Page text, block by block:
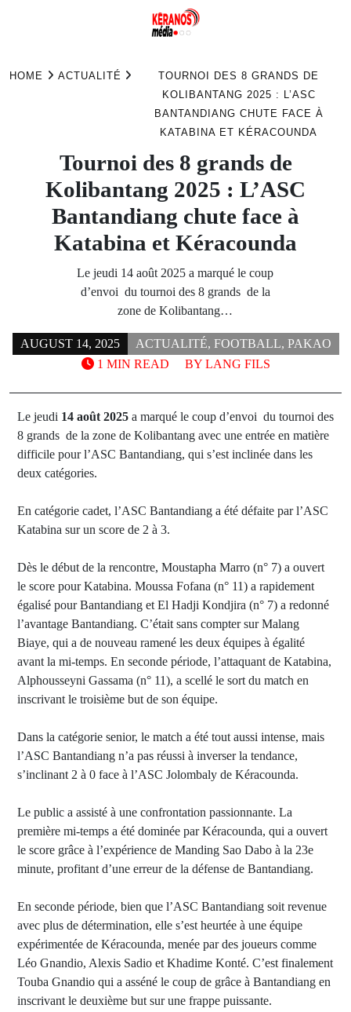
HOME ACTUALITÉ
TOURNOI DES 8 GRANDS DE
KOLIBANTANG 2025 : L’ASC
BANTANDIANG CHUTE FACE À
KATABINA ET KÉRACOUNDA
Tournoi des 8 grands de
Kolibantang 2025 : L’ASC
Bantandiang chute face à
Katabina et Kéracounda
Le jeudi 14 août 2025 a marqué le coup
d’envoi du tournoi des 8 grands de la
zone de Kolibantang…
AUGUST 14, 2025 ACTUALITÉ, FOOTBALL, PAKAO
BY LANG FILS
1 MIN READ
Le jeudi 14 août 2025 a marqué le coup d’envoi du tournoi des
8 grands de la zone de Kolibantang avec une entrée en matière
difficile pour l’ASC Bantandiang, qui s’est inclinée dans les
deux catégories.
En catégorie cadet, l’ASC Bantandiang a été défaite par l’ASC
Katabina sur un score de 2 à 3.
Dès le début de la rencontre, Moustapha Marro (n° 7) a ouvert
le score pour Katabina. Moussa Fofana (n° 11) a rapidement
égalisé pour Bantandiang et El Hadji Kondjira (n° 7) a redonné
l’avantage Bantandiang. C’était sans compter sur Malang
Biaye, qui a de nouveau ramené les deux équipes à égalité
avant la mi-temps. En seconde période, l’attaquant de Katabina,
Alphousseyni Gassama (n° 11), a scellé le sort du match en
inscrivant le troisième but de son équipe.
Dans la catégorie senior, le match a été tout aussi intense, mais
l’ASC Bantandiang n’a pas réussi à inverser la tendance,
s’inclinant 2 à 0 face à l’ASC Jolombaly de Kéracounda.
Le public a assisté à une confrontation passionnante. La
première mi-temps a été dominée par Kéracounda, qui a ouvert
le score grâce à l’expérience de Manding Sao Dabo à la 23e
minute, profitant d’une erreur de la défense de Bantandiang.
En seconde période, bien que l’ASC Bantandiang soit revenue
avec plus de détermination, elle s’est heurtée à une équipe
expérimentée de Kéracounda, menée par des joueurs comme
Léo Gnandio, Alexis Sadio et Khadime Konté. C’est finalement
Touba Gnandio qui a asséné le coup de grâce à Bantandiang en
inscrivant le deuxième but sur une frappe puissante.